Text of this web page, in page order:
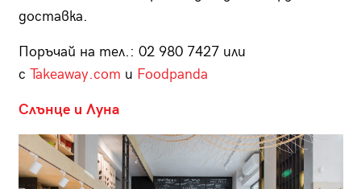
доставка.
Поръчай на тел.: 02 980 7427 или
с Takeaway.com и Foodpanda
Слънце и Луна